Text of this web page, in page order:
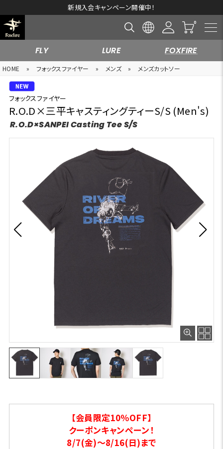
新規入会キャンペーン開催中！
FLY LURE FOXFIRE
HOME » フォックスファイヤー » メンズ » メンズカットソー
フォックスファイヤー
R.O.D×三平キャスティングティーS/S (Men's)
R.O.D×SANPEI Casting Tee S/S
【会員限定10％OFF】
クーポンキャンペーン！
8/7(金)～8/16(日)まで